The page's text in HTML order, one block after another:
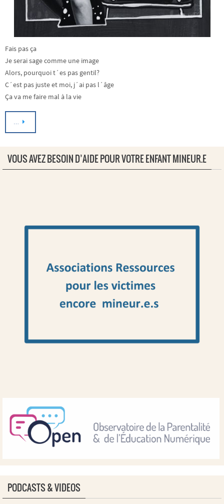
Fais pas ça
Je serai sage comme une image
Alors, pourquoi t´es pas gentil?
C´est pas juste et moi, j´ai pas l´âge
Ça va me faire mal à la vie
…
VOUS AVEZ BESOIN D’AIDE POUR VOTRE ENFANT MINEUR.E
PODCASTS & VIDEOS